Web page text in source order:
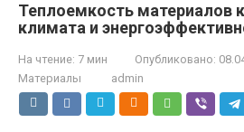
Теплоемкость материалов
климата и
На чтение: 7 мин Опубликовано:
Материалы
admin